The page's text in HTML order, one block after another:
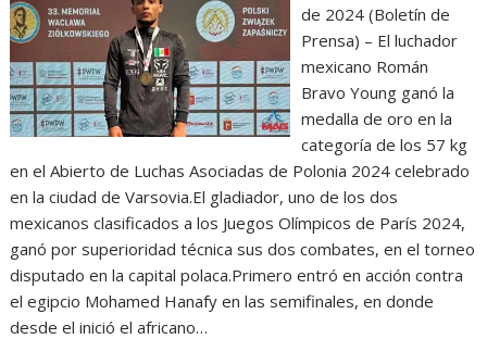
de 2024 (Boletín de
Prensa) – El luchador
mexicano Román
Bravo Young ganó la
medalla de oro en la
categoría de los 57 kg
en el Abierto de Luchas Asociadas de Polonia 2024 celebrado
en la ciudad de Varsovia.El gladiador, uno de los dos
mexicanos clasificados a los Juegos Olímpicos de París 2024,
ganó por superioridad técnica sus dos combates, en el torneo
disputado en la capital polaca.Primero entró en acción contra
el egipcio Mohamed Hanafy en las semifinales, en donde
desde el inició el africano…